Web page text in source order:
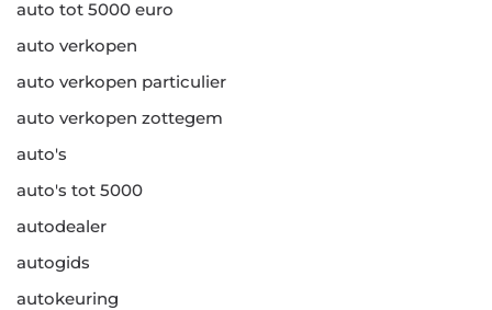
auto tot 5000 euro
auto verkopen
auto verkopen particulier
auto verkopen zottegem
auto's
auto's tot 5000
autodealer
autogids
autokeuring